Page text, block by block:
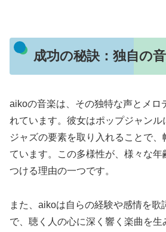
成功の秘訣：独自の
aikoの音楽は、その独特な声とメロ
れています。彼女はポップジャン
ジャズの要素を取り入れることで、
ています。この多様性が、様々な年
つける理由の一つです。
また、aikoは自らの経験や感情を歌
で、聴く人の心に深く響く楽曲を